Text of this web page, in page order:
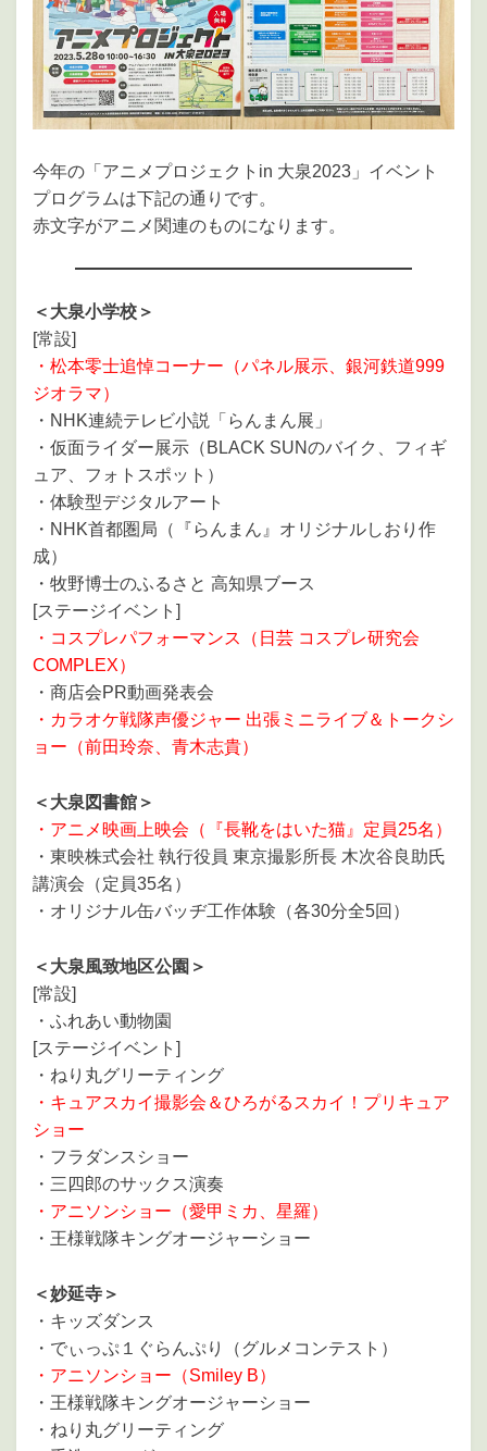
今年の「アニメプロジェクトin 大泉2023」イベント
プログラムは下記の通りです。
赤文字がアニメ関連のものになります。
＜大泉小学校＞
[常設]
・松本零士追悼コーナー（パネル展示、銀河鉄道999
ジオラマ）
・NHK連続テレビ小説「らんまん展」
・仮面ライダー展示（BLACK SUNのバイク、フィギ
ュア、フォトスポット）
・体験型デジタルアート
・NHK首都圏局（『らんまん』オリジナルしおり作
成）
・牧野博士のふるさと 高知県ブース
[ステージイベント]
・コスプレパフォーマンス（日芸 コスプレ研究会
COMPLEX）
・商店会PR動画発表会
・カラオケ戦隊声優ジャー 出張ミニライブ＆トークシ
ョー（前田玲奈、青木志貴）
＜大泉図書館＞
・アニメ映画上映会（『長靴をはいた猫』定員25名）
・東映株式会社 執行役員 東京撮影所長 木次谷良助氏
講演会（定員35名）
・オリジナル缶バッヂ工作体験（各30分全5回）
＜大泉風致地区公園＞
[常設]
・ふれあい動物園
[ステージイベント]
・ねり丸グリーティング
・キュアスカイ撮影会＆ひろがるスカイ！プリキュア
ショー
・フラダンスショー
・三四郎のサックス演奏
・アニソンショー（愛甲ミカ、星羅）
・王様戦隊キングオージャーショー
＜妙延寺＞
・キッズダンス
・でぃっぷ１ぐらんぷり（グルメコンテスト）
・アニソンショー（Smiley B）
・王様戦隊キングオージャーショー
・ねり丸グリーティング